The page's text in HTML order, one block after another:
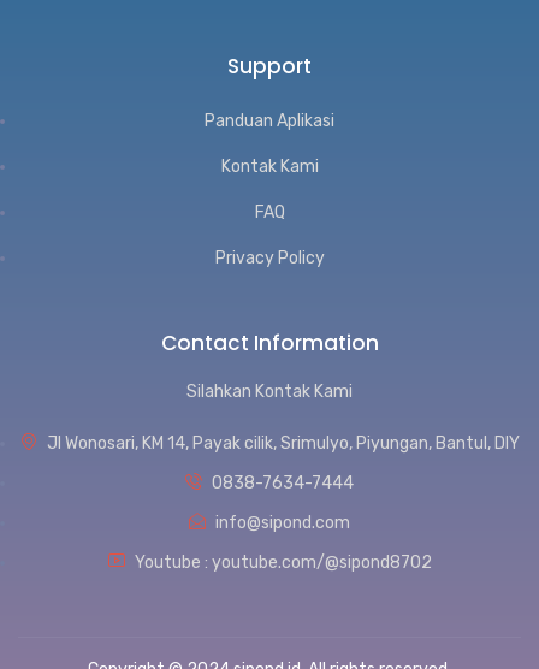
Support
Panduan Aplikasi
Kontak Kami
FAQ
Privacy Policy
Contact Information
Silahkan Kontak Kami
Jl Wonosari, KM 14, Payak cilik, Srimulyo, Piyungan, Bantul, DIY
0838-7634-7444
info@sipond.com
Youtube : youtube.com/@sipond8702